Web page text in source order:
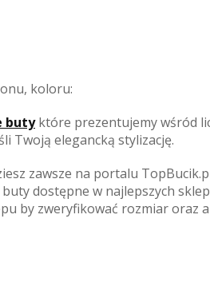
koloru:
butyktóre prezentujemy wśród
Twoją elegancką stylizację.
zawsze na portalu
dostępne w najlepszych
by zweryfikować rozmiar oraz